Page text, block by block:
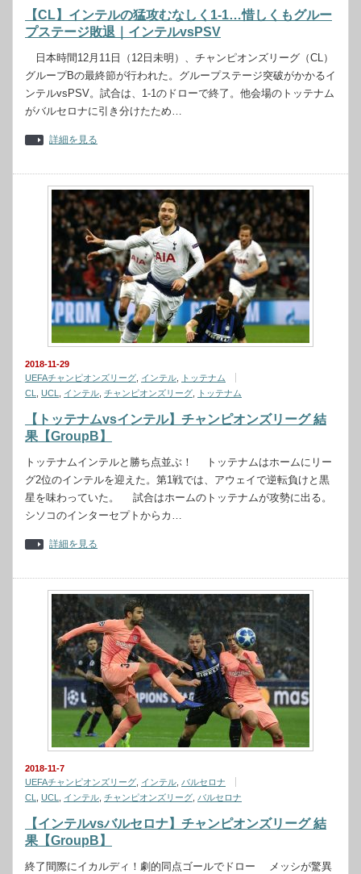
【CL】インテルの猛攻むなしく1-1…惜しくもグルー
プステージ敗退｜インテルvsPSV
日本時間12月11日（12日未明）、チャンピオンズリーグ（CL）
グループBの最終節が行われた。グループステージ突破がかかるイ
ンテルvsPSV。試合は、1-1のドローで終了。他会場のトッテナム
がバルセロナに引き分けたため…
詳細を見る
2018-11-29
UEFAチャンピオンズリーグ インテル
トッテナム
CL
UCL インテル チャンピオンズリーグ トッテナム
【トッテナムvsインテル】チャンピオンズリーグ 結
果【GroupB】
トッテナムインテルと勝ち点並ぶ！ トッテナムはホームにリー
グ2位のインテルを迎えた。第1戦では、アウェイで逆転負けと黒
星を味わっていた。 試合はホームのトッテナムが攻勢に出る。
シソコのインターセプトからカ…
詳細を見る
2018-11-7
UEFAチャンピオンズリーグ インテル バルセロナ
CL
UCL インテル チャンピオンズリーグ バルセロナ
【インテルvsバルセロナ】チャンピオンズリーグ 結
果【GroupB】
終了間際にイカルディ！劇的同点ゴールでドロー メッシが驚異